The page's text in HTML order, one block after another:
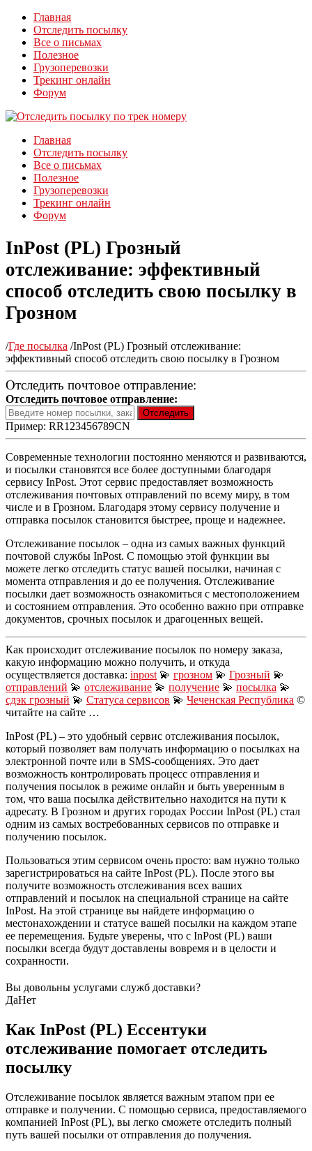
Главная
Отследить посылку
Все о письмах
Полезное
Грузоперевозки
Трекинг онлайн
Форум
Главная
Отследить посылку
Все о письмах
Полезное
Грузоперевозки
Трекинг онлайн
Форум
InPost (PL) Грозный
отслеживание: эффективный
способ отследить свою посылку в
Грозном
/Где посылка /InPost (PL) Грозный отслеживание:
эффективный способ отследить свою посылку в Грозном
Отследить почтовое отправление:
Отследить почтовое отправление:
Пример: RR123456789CN
Современные технологии постоянно меняются и развиваются,
и посылки становятся все более доступными благодаря
сервису InPost. Этот сервис предоставляет возможность
отслеживания почтовых отправлений по всему миру, в том
числе и в Грозном. Благодаря этому сервису получение и
отправка посылок становится быстрее, проще и надежнее.
Отслеживание посылок – одна из самых важных функций
почтовой службы InPost. С помощью этой функции вы
можете легко отследить статус вашей посылки, начиная с
момента отправления и до ее получения. Отслеживание
посылки дает возможность ознакомиться с местоположением
и состоянием отправления. Это особенно важно при отправке
документов, срочных посылок и драгоценных вещей.
Как происходит отслеживание посылок по номеру заказа,
какую информацию можно получить, и откуда
осуществляется доставка: inpost 💫 грозном 💫 Грозный 💫
отправлений 💫 отслеживание 💫 получение 💫 посылка 💫
сдэк грозный 💫 Статуса сервисов 💫 Чеченская Республика ©
читайте на сайте …
InPost (PL) – это удобный сервис отслеживания посылок,
который позволяет вам получать информацию о посылках на
электронной почте или в SMS-сообщениях. Это дает
возможность контролировать процесс отправления и
получения посылок в режиме онлайн и быть уверенным в
том, что ваша посылка действительно находится на пути к
адресату. В Грозном и других городах России InPost (PL) стал
одним из самых востребованных сервисов по отправке и
получению посылок.
Пользоваться этим сервисом очень просто: вам нужно только
зарегистрироваться на сайте InPost (PL). После этого вы
получите возможность отслеживания всех ваших
отправлений и посылок на специальной странице на сайте
InPost. На этой странице вы найдете информацию о
местонахождении и статусе вашей посылки на каждом этапе
ее перемещения. Будьте уверены, что с InPost (PL) ваши
посылки всегда будут доставлены вовремя и в целости и
сохранности.
Вы довольны услугами служб доставки?
ДаНет
Как InPost (PL) Ессентуки
отслеживание помогает отследить
посылку
Отслеживание посылок является важным этапом при ее
отправке и получении. С помощью сервиса, предоставляемого
компанией InPost (PL), вы легко сможете отследить полный
путь вашей посылки от отправления до получения.